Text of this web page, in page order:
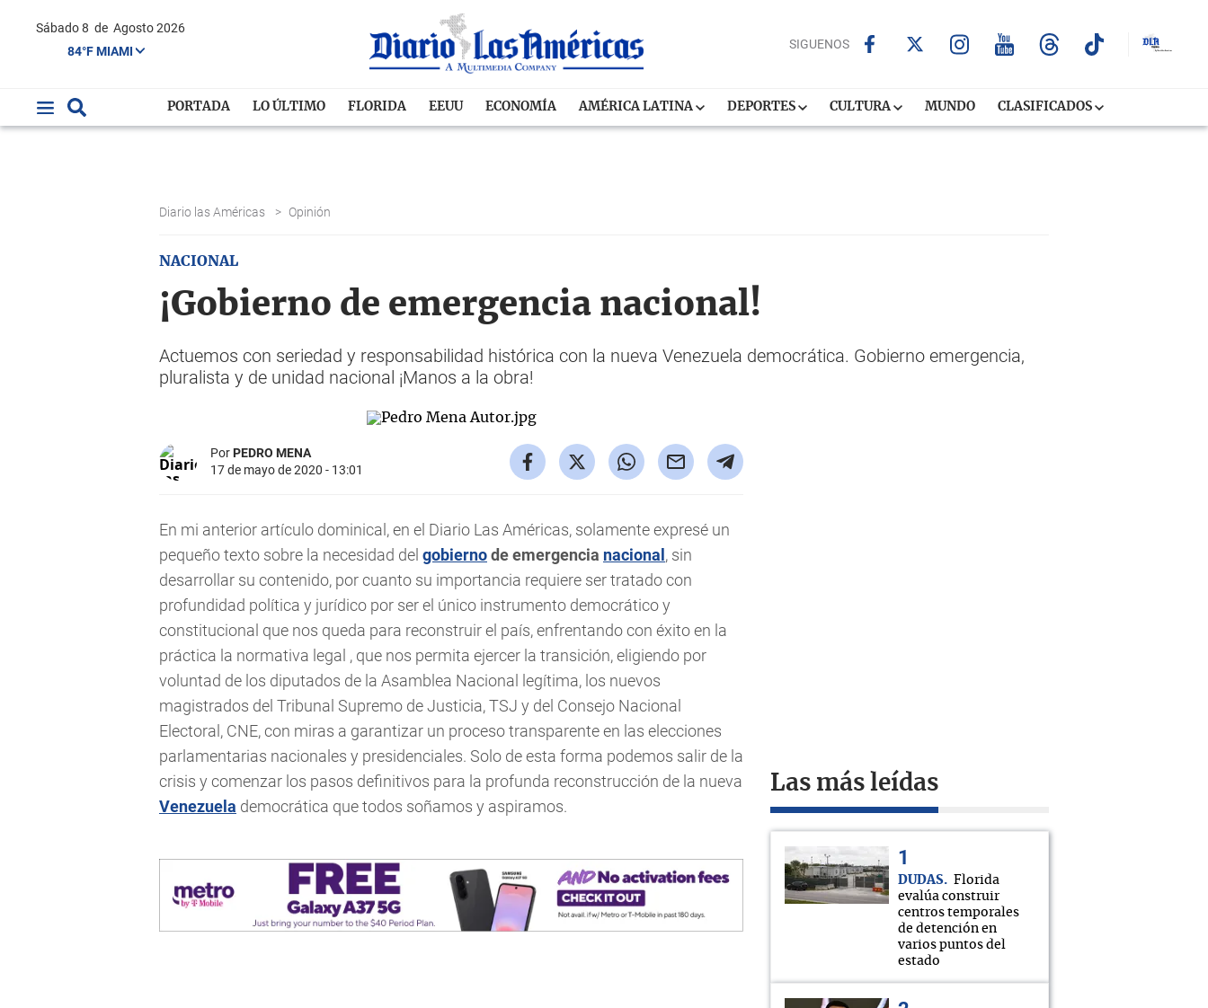
Sábado 8 de Agosto 2026
84°F MIAMI
SIGUENOS
PORTADA LO ÚLTIMO FLORIDA EEUU ECONOMÍA AMÉRICA LATINA DEPORTES CULTURA MUNDO CLASIFICADOS
Diario las Américas > Opinión
NACIONAL
¡Gobierno de emergencia nacional!
Actuemos con seriedad y responsabilidad histórica con la nueva Venezuela democrática. Gobierno emergencia,
pluralista y de unidad nacional ¡Manos a la obra!
PorPEDRO MENA
17 de mayo de 2020 - 13:01
En mi anterior artículo dominical, en el Diario Las Américas, solamente expresé un
pequeño texto sobre la necesidad del gobiernode emergencia nacional , sin
desarrollar su contenido, por cuanto su importancia requiere ser tratado con
profundidad política y jurídico por ser el único instrumento democrático y
constitucional que nos queda para reconstruir el país, enfrentando con éxito en la
práctica la normativa legal , que nos permita ejercer la transición, eligiendo por
voluntad de los diputados de la Asamblea Nacional legítima, los nuevos
magistrados del Tribunal Supremo de Justicia, TSJ y del Consejo Nacional
Electoral, CNE, con miras a garantizar un proceso transparente en las elecciones
parlamentarias nacionales y presidenciales. Solo de esta forma podemos salir de la
crisis y comenzar los pasos definitivos para la profunda reconstrucción de la nueva
Venezuela democrática que todos soñamos y aspiramos.
Las más leídas
DUDAS
Florida
evalúa construir
centros temporales
de detención en
varios puntos del
estado